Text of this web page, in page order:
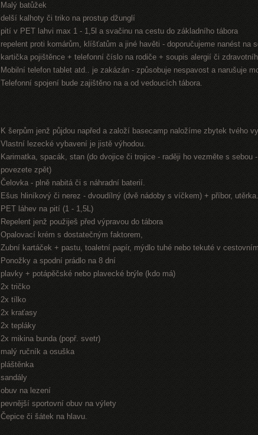
Malý batůžek
delší kalhoty či triko na prostup džunglí
pití v PET lahvi max 1 - 1,5l a svačinu na cestu do základního tábora
repelent proti komárům, klíšťatům a jiné havěti - doporučujeme nanést na
kartička pojištěnce + telefonní číslo na rodiče + soupis alergií či
Mobilní telefon tablet atd.. je zakázán - způsobuje nespavost a narušuje
Telefonní spojení bude zajištěno na a od vedoucích tábora.
K šerpům jenž půjdou napřed a založí basecamp naložíme zbytek tvého
Vlastní lezecké vybavení je jistě výhodou.
Karimatka, spacák, stan (do dvojice či trojice - raději ho vezměte s sebou
povezete zpět)
Čelovka - plně nabitá či s náhradní baterií.
Ešus hliníkový či nerez - dvoudílný (dvě nádoby s víčkem) + příbor, utěrka.
PET láhev na pití (1 - 1,5L)
Repelent jenž použiješ před výpravou do tábora
Opalovací krém s dostatečným faktorem,
Zubní kartáček + pastu, toaletní papír, mýdlo tuhé nebo tekuté v
Ponožky a spodní prádlo na 8 dní
plavky + potápěčské nebo plavecké brýle (kdo má)
2x tričko
2x tílko
2x kraťasy
2x tepláky
2x mikina bunda (popř. svetr)
malý ručník a osuška
pláštěnka
sandály
obuv na lezení
pevnější sportovní obuv na výlety
Čepice či šátek na hlavu.